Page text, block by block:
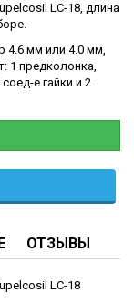
LC-18, длина
4.6 мм или 4.0 мм,
1 предколонка,
е гайки и 2
ОТЗЫВЫ
LC-18